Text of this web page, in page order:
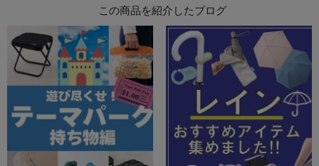
この商品を紹介したブログ